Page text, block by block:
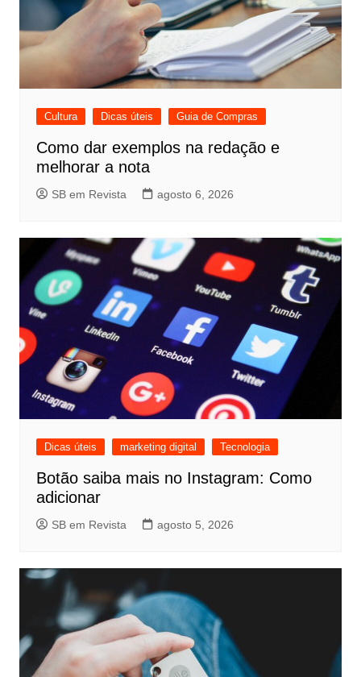
Cultura Dicas úteis Guia de Compras
Como dar exemplos na redação e
melhorar a nota
SB em Revista agosto 6, 2026
Dicas úteis marketing digital Tecnologia
Botão saiba mais no Instagram: Como
adicionar
SB em Revista agosto 5, 2026